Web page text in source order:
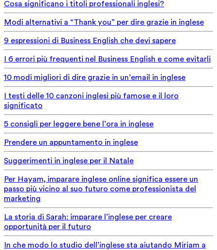
Cosa significano i titoli professionali inglesi?
Modi alternativi a “Thank you” per dire grazie in inglese
9 espressioni di Business English che devi sapere
I 6 errori più frequenti nel Business English e come evitarli
10 modi migliori di dire grazie in un’email in inglese
I testi delle 10 canzoni inglesi più famose e il loro
significato
5 consigli per leggere bene l’ora in inglese
Prendere un appuntamento in inglese
Suggerimenti in inglese per il Natale
Per Hayam, imparare inglese online significa essere un
passo più vicino al suo futuro come professionista del
marketing
La storia di Sarah: imparare l’inglese per creare
opportunità per il futuro
In che modo lo studio dell’inglese sta aiutando Miriam a